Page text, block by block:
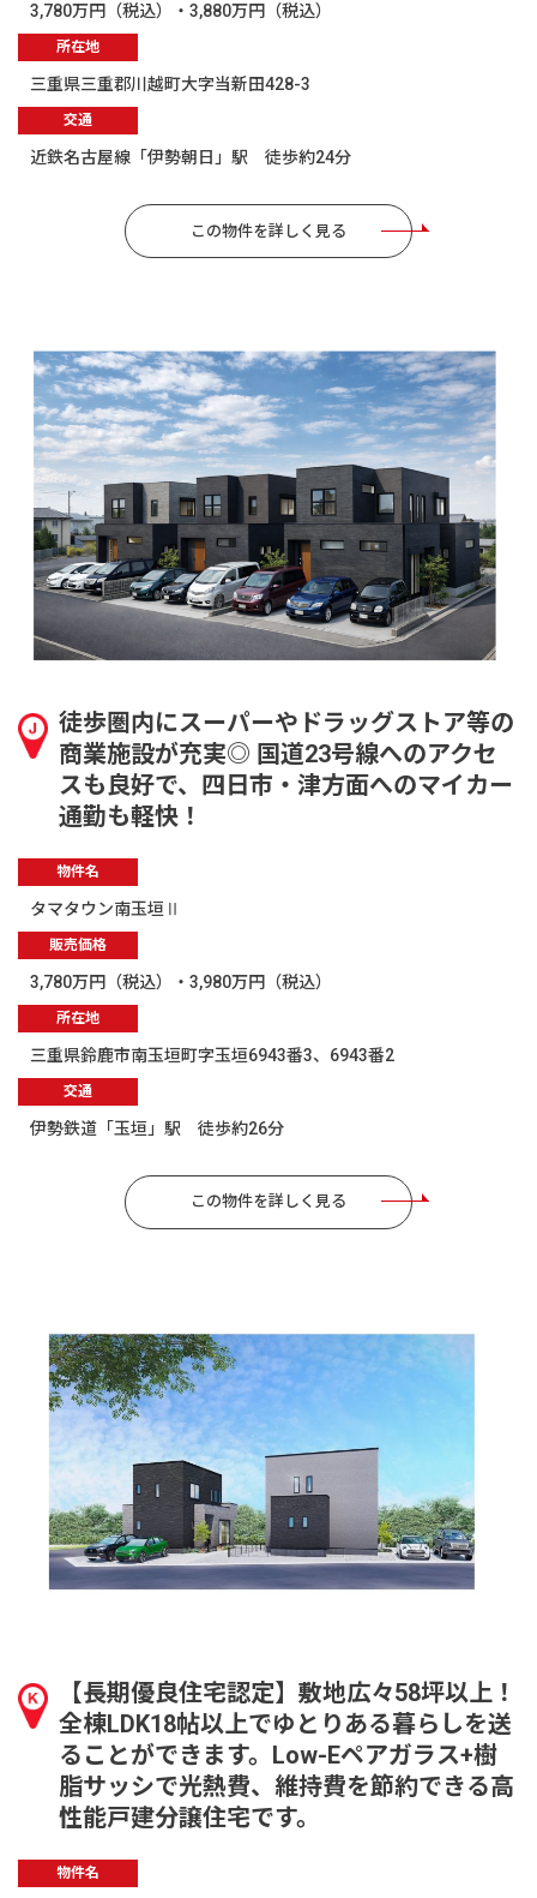
3,780万円（税込）・3,880万円（税込）
所在地
三重県三重郡川越町大字当新田428-3
交通
近鉄名古屋線「伊勢朝日」駅 徒歩約24分
この物件を詳しく見る
徒歩圏内にスーパーやドラッグストア等の
商業施設が充実◎ 国道23号線へのアクセ
スも良好で、四日市・津方面へのマイカー
通勤も軽快！
物件名
タマタウン南玉垣Ⅱ
販売価格
3,780万円（税込）・3,980万円（税込）
所在地
三重県鈴鹿市南玉垣町字玉垣6943番3、6943番2
交通
伊勢鉄道「玉垣」駅 徒歩約26分
この物件を詳しく見る
【長期優良住宅認定】敷地広々58坪以上！
全棟LDK18帖以上でゆとりある暮らしを送
ることができます。Low-Eペアガラス+樹
脂サッシで光熱費、維持費を節約できる高
性能戸建分譲住宅です。
物件名